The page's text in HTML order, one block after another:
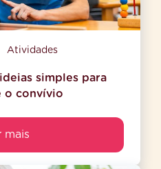
Atividades
simples para
o convívio
mais